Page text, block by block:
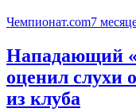
Чемпионат.com7
Нападающий
оценил слухи
из клуба